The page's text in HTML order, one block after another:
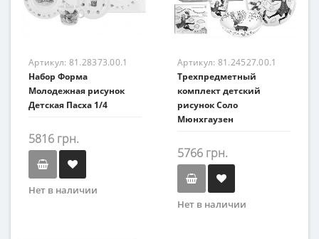
Артикул: 81.28373.00.1
Набор Форма
Молодежная рисунок
Детская Пасха 1/4
5816 грн.
Нет в наличии
Артикул: 81.24527.00.1
Трехпредметный
комплект детский
рисунок Соло
Мюнхгаузен
5766 грн.
Нет в наличии